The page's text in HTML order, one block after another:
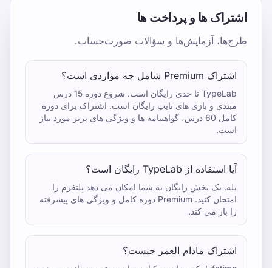
اشتراک ها و پرداخت ها
طرح‌ها، آزمایش‌ها و سؤالات صورت‌حساب.
اشتراک Premium شامل چه مواردی است؟
TypeLab تا حدی رایگان است. شروع دوره 15 درس
مبتدی و بازی های تایپ رایگان است. اشتراک برای دوره
کامل 60 درس، گواهینامه ها و ویژگی های برتر مورد نیاز
است.
آیا استفاده از TypeLab رایگان است؟
بله. یک بخش رایگان به شما امکان می دهد پلتفرم را
امتحان کنید. Premium دوره کامل و ویژگی های پیشرفته
را باز می کند.
اشتراک مادام العمر چیست؟